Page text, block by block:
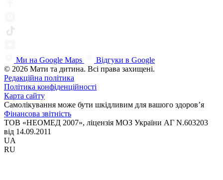
Ми на Google Maps
Відгуки в Google
© 2026 Мати та дитина. Всі права захищені.
Редакційна політика
Політика конфіденційності
Карта сайту
Самолікування може бути шкідливим для вашого здоров’я
Фінансова звітність
ТОВ «НЕОМЕД 2007», ліцензія МОЗ України АГ N.603203
від 14.09.2011
UA
RU